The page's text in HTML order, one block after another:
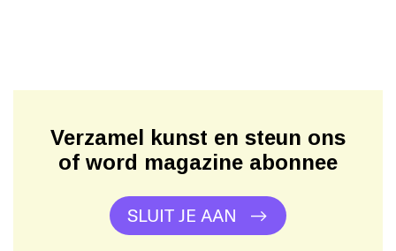
Verzamel kunst en steun ons
of word magazine abonnee
SLUIT JE AAN